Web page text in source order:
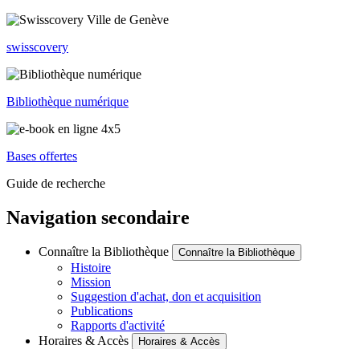
swisscovery
Bibliothèque numérique
Bases offertes
Guide de recherche
Navigation secondaire
Connaître la Bibliothèque Connaître la Bibliothèque
Histoire
Mission
Suggestion d'achat, don et acquisition
Publications
Rapports d'activité
Horaires & Accès
Horaires & Accès